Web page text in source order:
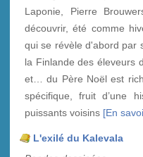
Laponie, Pierre
découvrir, été comme
qui se révèle d'abord par
la Finlande des éleveurs
et… du Père Noël est
spécifique, fruit d’une
puissants voisins [En
L'exilé du Kalevala